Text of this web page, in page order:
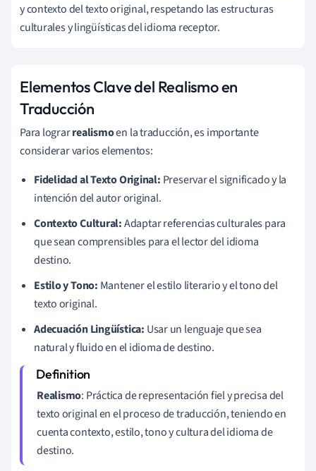
y contexto del texto original, respetando las estructuras
culturales y lingüísticas del idioma receptor.
Elementos Clave del Realismo en
Traducción
Para lograrrealismoen la traducción, es importante
considerar varios elementos:
Fidelidad al Texto Original: Preservar el significado y la
intención del autor original.
Contexto Cultural:Adaptar referencias culturales para
que sean comprensibles para el lector del idioma
destino.
Estilo y Tono: Mantener el estilo literario y el tono del
texto original.
Adecuación Lingüística: Usar un lenguaje que sea
natural y fluido en el idioma de destino.
Realismo: Práctica de representación fiel y precisa del
texto original en el proceso de traducción, teniendo en
cuenta contexto, estilo, tono y cultura del idioma de
destino.